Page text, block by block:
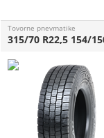
Tovorne pnevmatike
315/70 R22,5 154/